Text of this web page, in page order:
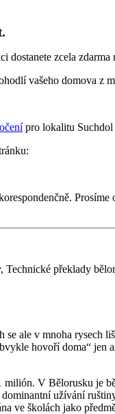
dostanete zcela
vašeho domova z
pro lokalitu
překlady
ale v mnoha
hovoří doma“
V Bělorusku je
užívání
ve školách jako